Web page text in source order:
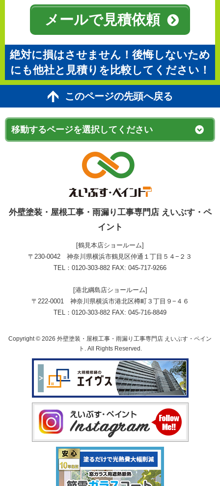
メールで見積依頼
絶対に損はさせません！後悔しないため
にも他社と見積りを比較してください！
このページの先頭へ戻る
外壁塗装・屋根工事・雨漏り工事専門店 えいぶす・ペ
イント
[鶴見本店ショールーム]
〒230-0042 神奈川県横浜市鶴見区仲通１丁目５４−２３
TEL：0120-303-882 FAX: 045-717-9266
[港北綱島店ショールーム]
〒222-0001 神奈川県横浜市港北区樽町３丁目９−４６
TEL：0120-303-882 FAX: 045-716-8849
Copyright © 2026 外壁塗装・屋根工事・雨漏り工事専門店 えいぶす・ペイン
ト. All Rights Reserved.